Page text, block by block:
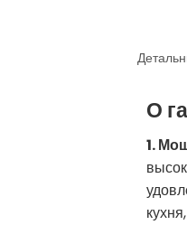
О
1.